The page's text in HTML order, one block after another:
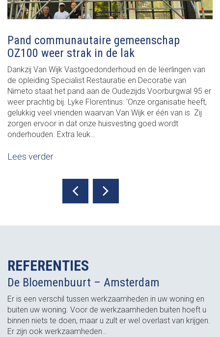
Pand communautaire gemeenschap
OZ100 weer strak in de lak
Dankzij Van Wijk Vastgoedonderhoud en de leerlingen van
de opleiding Specialist Restauratie en Decoratie van
Nimeto staat het pand aan de Oudezijds Voorburgwal 95 er
weer prachtig bij. Lyke Florentinus: 'Onze organisatie heeft,
gelukkig veel vrienden waarvan Van Wijk er één van is. Zij
zorgen ervoor in dat onze huisvesting goed wordt
onderhouden. Extra leuk…
Lees verder
REFERENTIES
De Bloemenbuurt – Amsterdam
Er is een verschil tussen werkzaamheden in uw woning en
buiten uw woning. Voor de werkzaamheden buiten hoeft u
binnen niets te doen, maar u zult er wel overlast van krijgen.
Er zijn ook werkzaamheden…